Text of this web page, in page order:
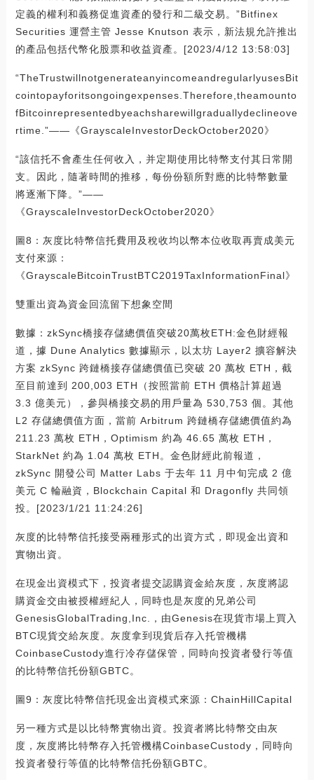
定義的權利和義務促進資產的發行和二級交易。”Bitfinex
Securities 運營主管 Jesse Knutson 表示，新法規允許推出
的產品包括代幣化股票和收益資產。[2023/4/12 13:58:03]
“TheTrustwillnotgenerateanyincomeandregularlyusesBit
cointopayforitsongoingexpenses.Therefore,theamounto
fBitcoinrepresentedbyeachsharewillgraduallydeclineove
rtime.”——《GrayscaleInvestorDeckOctober2020》
“該信托不會產生任何收入，并定期使用比特幣支付其日常開
支。因此，隨著時間的推移，每份份額所對應的比特幣數量
將逐漸下降。”——
《GrayscaleInvestorDeckOctober2020》
圖8：灰度比特幣信托費用及稅收均以幣本位收取再賣成美元
支付來源：
《GrayscaleBitcoinTrustBTC2019TaxInformationFinal》
雙重出資為資金回流留下想象空間
數據：zkSync橋接存儲總價值突破20萬枚ETH:金色財經報
道，據 Dune Analytics 數據顯示，以太坊 Layer2 擴容解決
方案 zkSync 跨鏈橋接存儲總價值已突破 20 萬枚 ETH，截
至目前達到 200,003 ETH（按照當前 ETH 價格計算超過
3.3 億美元），參與橋接交易的用戶量為 530,753 個。其他
L2 存儲總價值方面，當前 Arbitrum 跨鏈橋存儲總價值約為
211.23 萬枚 ETH，Optimism 約為 46.65 萬枚 ETH，
StarkNet 約為 1.04 萬枚 ETH。金色財經此前報道，
zkSync 開發公司 Matter Labs 于去年 11 月中旬完成 2 億
美元 C 輪融資，Blockchain Capital 和 Dragonfly 共同領
投。[2023/1/21 11:24:26]
灰度的比特幣信托接受兩種形式的出資方式，即現金出資和
實物出資。
在現金出資模式下，投資者提交認購資金給灰度，灰度將認
購資金交由被授權經紀人，同時也是灰度的兄弟公司
GenesisGlobalTrading,Inc.，由Genesis在現貨市場上買入
BTC現貨交給灰度。灰度拿到現貨后存入托管機構
CoinbaseCustody進行冷存儲保管，同時向投資者發行等值
的比特幣信托份額GBTC。
圖9：灰度比特幣信托現金出資模式來源：ChainHillCapital
另一種方式是以比特幣實物出資。投資者將比特幣交由灰
度，灰度將比特幣存入托管機構CoinbaseCustody，同時向
投資者發行等值的比特幣信托份額GBTC。